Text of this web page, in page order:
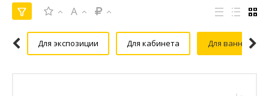
A
Для экспозиции Для кабинета Для ванной